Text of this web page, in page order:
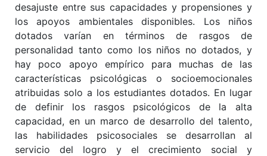
desajuste entre sus capacidades y propensiones y
los apoyos ambientales disponibles. Los niños
dotados varían en términos de rasgos de
personalidad tanto como los niños no dotados, y
hay poco apoyo empírico para muchas de las
características psicológicas o socioemocionales
atribuidas solo a los estudiantes dotados. En lugar
de definir los rasgos psicológicos de la alta
capacidad, en un marco de desarrollo del talento,
las habilidades psicosociales se desarrollan al
servicio del logro y el crecimiento social y